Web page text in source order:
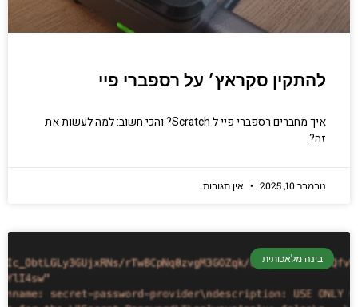
להתקין סקראץ׳ על רספברי פיי
איך מחברים רספברי פיי ל Scratch? והכי חשוב: למה לעשות את
זה?
נובמבר 10, 2025 אין תגובות
בינה מלאכותית